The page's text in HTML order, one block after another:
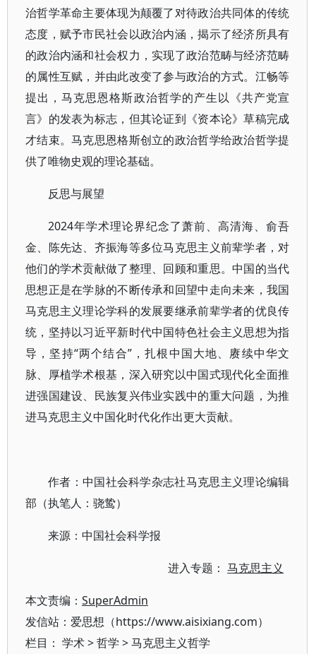
治哲学革命主要体现为颠覆了对待政治共同体的传统
态度，赋予市民社会以政治内涵，揭示了经济所具有
的政治内涵和社会权力，实现了政治范畴与经济范畴
的属性互赋，并由此改变了参与政治的方式。江畅等
提出，马克思恩格斯政治哲学的产生以《共产党宣
言》的发表为标志，但其论证到《资本论》草稿完成
才结束。马克思恩格斯创立的政治哲学给政治哲学提
供了唯物史观的理论基础。
反思与展望
2024年学术理论界纪念了萧前、高清海、俞吾
金、陈先达、齐振海等多位马克思主义前辈学者，对
他们的学术贡献做了整理、回顾和重思。中国的当代
思想正是在学脉的不断传承和回望中走向未来，我国
马克思主义理论学科的发展要继承前辈学者的优良传
统，坚持以习近平新时代中国特色社会主义思想为指
导，坚持“两个结合”，扎根中国大地、赓续中华文
脉、厚植学术根基，深入研究以中国式现代化全面推
进强国建设、民族复兴伟业实践中的重大问题，为推
进马克思主义中国化时代化作出更大贡献。
作者：中国社会科学杂志社马克思主义理论编辑
部（执笔人：骁鸷）
来源：中国社会科学报
进入专题：马克思主义
本文责编： SuperAdmin
发信站：爱思想（https://www.aisixiang.com）
栏目： 学术>哲学 >马克思主义哲学